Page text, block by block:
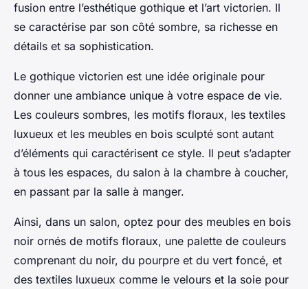
fusion entre l’esthétique gothique et l’art victorien. Il
se caractérise par son côté sombre, sa richesse en
détails et sa sophistication.
Le gothique victorien est une idée originale pour
donner une ambiance unique à votre espace de vie.
Les couleurs sombres, les motifs floraux, les textiles
luxueux et les meubles en bois sculpté sont autant
d’éléments qui caractérisent ce style. Il peut s’adapter
à tous les espaces, du salon à la chambre à coucher,
en passant par la salle à manger.
Ainsi, dans un salon, optez pour des meubles en bois
noir ornés de motifs floraux, une palette de couleurs
comprenant du noir, du pourpre et du vert foncé, et
des textiles luxueux comme le velours et la soie pour